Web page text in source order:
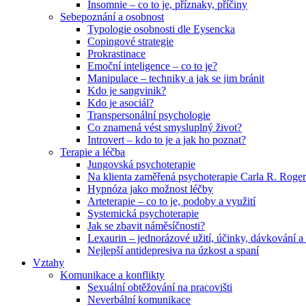
Insomnie – co to je, příznaky, příčiny
Sebepoznání a osobnost
Typologie osobnosti dle Eysencka
Copingové strategie
Prokrastinace
Emoční inteligence – co to je?
Manipulace – techniky a jak se jim bránit
Kdo je sangvinik?
Kdo je asociál?
Transpersonální psychologie
Co znamená vést smysluplný život?
Introvert – kdo to je a jak ho poznat?
Terapie a léčba
Jungovská psychoterapie
Na klienta zaměřená psychoterapie Carla R.
Hypnóza jako možnost léčby
Arteterapie – co to je, podoby a využití
Systemická psychoterapie
Jak se zbavit náměsíčnosti?
Lexaurin – jednorázové užití, účinky, dávkování a
Nejlepší antidepresiva na úzkost a spaní
Vztahy
Komunikace a konflikty
Sexuální obtěžování na pracovišti
Neverbální komunikace